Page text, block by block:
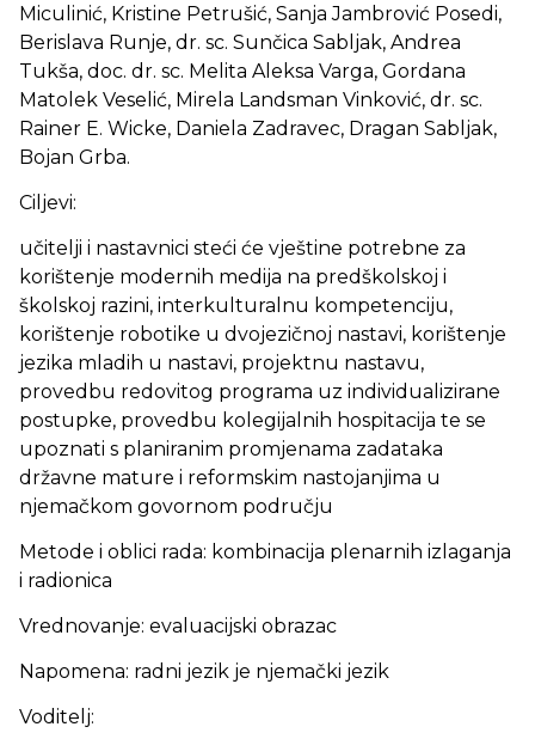
Miculinić, Kristine Petrušić, Sanja Jambrović Posedi,
Berislava Runje, dr. sc. Sunčica Sabljak, Andrea
Tukša, doc. dr. sc. Melita Aleksa Varga, Gordana
Matolek Veselić, Mirela Landsman Vinković, dr. sc.
Rainer E. Wicke, Daniela Zadravec, Dragan Sabljak,
Bojan Grba.
Ciljevi:
učitelji i nastavnici steći će vještine potrebne za
korištenje modernih medija na predškolskoj i
školskoj razini, interkulturalnu kompetenciju,
korištenje robotike u dvojezičnoj nastavi, korištenje
jezika mladih u nastavi, projektnu nastavu,
provedbu redovitog programa uz individualizirane
postupke, provedbu kolegijalnih hospitacija te se
upoznati s planiranim promjenama zadataka
državne mature i reformskim nastojanjima u
njemačkom govornom području
Metode i oblici rada: kombinacija plenarnih izlaganja
i radionica
Vrednovanje: evaluacijski obrazac
Napomena: radni jezik je njemački jezik
Voditelj: